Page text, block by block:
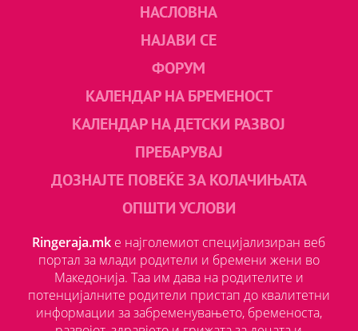
НАСЛОВНА
НАЈАВИ СЕ
ФОРУМ
КАЛЕНДАР НА БРЕМЕНОСТ
КАЛЕНДАР НА ДЕТСКИ РАЗВОЈ
ПРЕБАРУВАЈ
ДОЗНАЈТЕ ПОВЕЌЕ ЗА КОЛАЧИЊАТА
ОПШТИ УСЛОВИ
Ringeraja.mk е најголемиот специјализиран веб
портал за млади родители и бремени жени во
Македонија. Таа им дава на родителите и
потенцијалните родители пристап до квалитетни
информации за забременувањето, бременоста,